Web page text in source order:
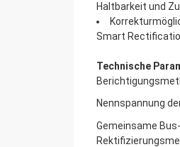
Haltbarkeit und
Smart
Technische
Nennspannung
Gemeinsame Bus-